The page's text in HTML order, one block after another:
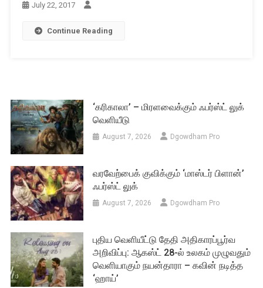
July 22, 2017
Continue Reading
‘கரிகாலா’ – மிரளவைக்கும் ஃபர்ஸ்ட் லுக்
வெளியீடு
August 7, 2026 Dgowdham Pro
வரவேற்பைக் குவிக்கும் ‘மாஸ்டர் பிளான்’
ஃபர்ஸ்ட் லுக்
August 7, 2026 Dgowdham Pro
புதிய வெளியீட்டு தேதி அதிகாரப்பூர்வ
அறிவிப்பு: ஆகஸ்ட் 28-ல் உலகம் முழுவதும்
வெளியாகும் நயன்தாரா – கவின் நடித்த
‘ஹாய்’